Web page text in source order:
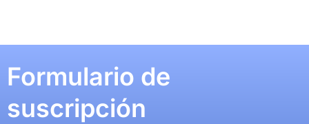
Formulario de
suscripción